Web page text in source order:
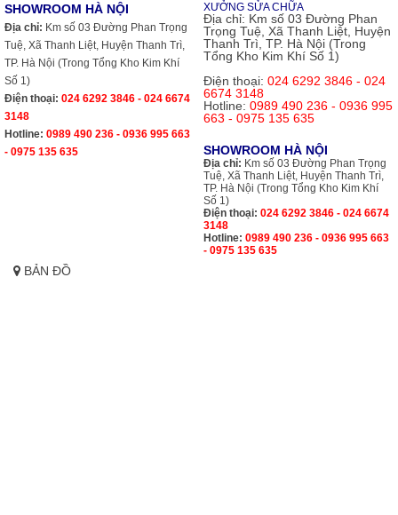
SHOWROOM HÀ NỘI
Địa chỉ: Km số 03 Đường Phan Trọng
Tuệ, Xã Thanh Liệt, Huyện Thanh Trì,
TP. Hà Nội (Trong Tổng Kho Kim Khí
Số 1)
Điện thoại: 024 6292 3846 - 024 6674
3148
Hotline: 0989 490 236 - 0936 995 663
- 0975 135 635
XƯỞNG SỬA CHỮA
Địa chỉ: Km số 03 Đường Phan
Trọng Tuệ, Xã Thanh Liệt, Huyện
Thanh Trì, TP. Hà Nội (Trong
Tổng Kho Kim Khí Số 1)
Điện thoại: 024 6292 3846 - 024
6674 3148
Hotline: 0989 490 236 - 0936 995
663 - 0975 135 635
SHOWROOM HÀ NỘI
Địa chỉ: Km số 03 Đường Phan Trọng
Tuệ, Xã Thanh Liệt, Huyện Thanh Trì,
TP. Hà Nội (Trong Tổng Kho Kim Khí
Số 1)
Điện thoại: 024 6292 3846 - 024 6674
3148
Hotline: 0989 490 236 - 0936 995 663
- 0975 135 635
BẢN ĐỒ